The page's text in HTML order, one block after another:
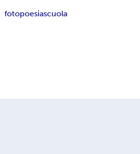
fotopoesiascuola